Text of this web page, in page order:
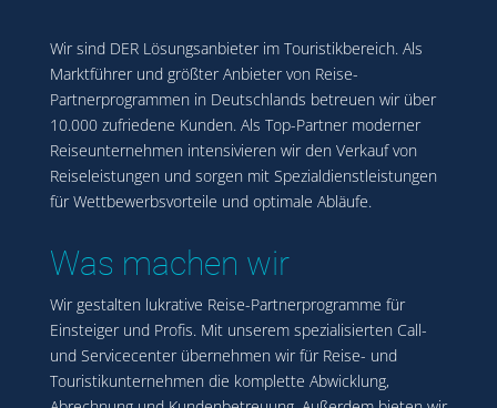
Wir sind DER Lösungsanbieter im Touristikbereich. Als
Marktführer und größter Anbieter von Reise-
Partnerprogrammen in Deutschlands betreuen wir über
10.000 zufriedene Kunden. Als Top-Partner moderner
Reiseunternehmen intensivieren wir den Verkauf von
Reiseleistungen und sorgen mit Spezialdienstleistungen
für Wettbewerbsvorteile und optimale Abläufe.
Was machen wir
Wir gestalten lukrative Reise-Partnerprogramme für
Einsteiger und Profis. Mit unserem spezialisierten Call-
und Servicecenter übernehmen wir für Reise- und
Touristikunternehmen die komplette Abwicklung,